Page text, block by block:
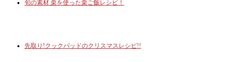
旬の素材 栗を使った栗ご飯レシピ！
先取り!クックパッドのクリスマスレシピ!!